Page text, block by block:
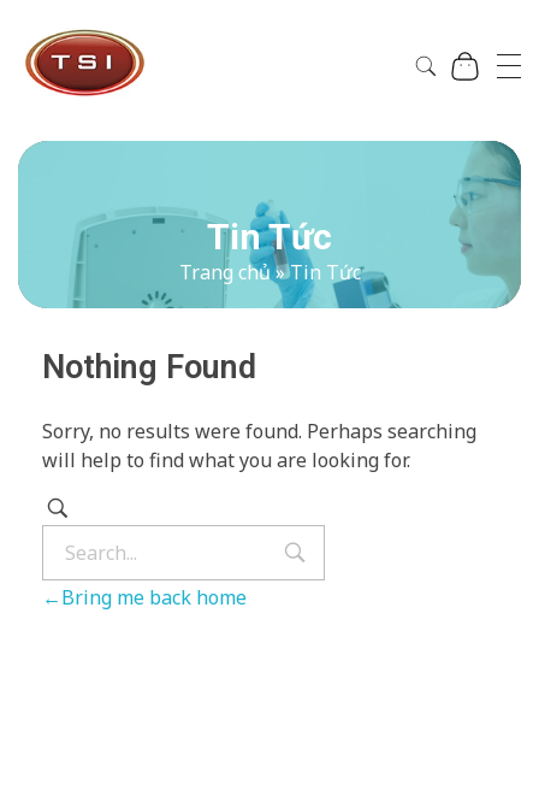
Trang chủ»Tin Tức
Tin Tức
Nothing Found
Sorry, no results were found. Perhaps searching
will help to find what you are looking for.
Bring me back home